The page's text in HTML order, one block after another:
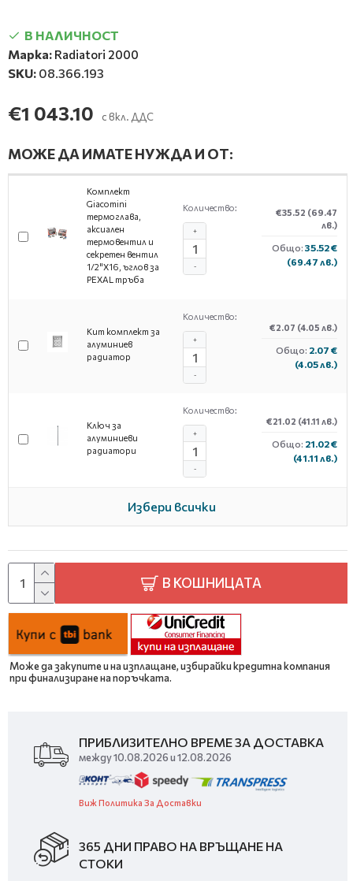
В НАЛИЧНОСТ
Марка: Radiatori 2000
SKU: 08.366.193
€1 043.10 с вкл. ДДС
МОЖЕ ДА ИМАТЕ НУЖДА И ОТ:
Комплект
Giacomini
термоглава,
аксиален
термовентил и
секретен вентил
1/2"X16, ъглов за
PEXAL тръба
Количество:
-
+
€35.52 (69.47
лв.)
Общо: 35.52 €
(69.47 лв.)
Кит комплект за
алуминиев
радиатор
Количество:
-
+
€2.07 (4.05 лв.)
Общо: 2.07 €
(4.05 лв.)
Ключ за
алуминиеви
радиатори
Количество:
-
+
€21.02 (41.11 лв.)
Общо: 21.02 €
(41.11 лв.)
Избери всички
В КОШНИЦАТА
Може да закупите и на изплащане, избирайки кредитна компания
при финализиране на поръчката.
ПРИБЛИЗИТЕЛНО ВРЕМЕ ЗА ДОСТАВКА
между 10.08.2026 и 12.08.2026
Виж Политика За Доставки
365 ДНИ ПРАВО НА ВРЪЩАНЕ НА
СТОКИ